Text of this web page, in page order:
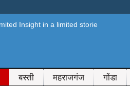
बस्ती महराजगंज गोंडा